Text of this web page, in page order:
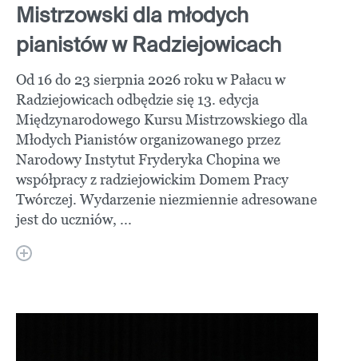
Mistrzowski dla młodych
pianistów w Radziejowicach
Od 16 do 23 sierpnia 2026 roku w Pałacu w
Radziejowicach odbędzie się 13. edycja
Międzynarodowego Kursu Mistrzowskiego dla
Młodych Pianistów organizowanego przez
Narodowy Instytut Fryderyka Chopina we
współpracy z radziejowickim Domem Pracy
Twórczej. Wydarzenie niezmiennie adresowane
jest do uczniów, ...